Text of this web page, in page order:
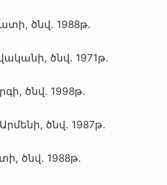
ծնվ. 1988թ.
ծնվ. 1971թ.
ծնվ. 1998թ.
ծնվ. 1987թ.
ծնվ. 1988թ.